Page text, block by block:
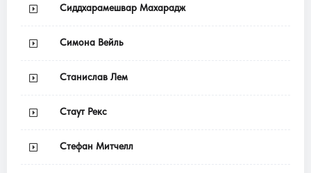
Сиддхарамешвар Махарадж
Симона Вейль
Станислав Лем
Стаут Рекс
Стефан Митчелл